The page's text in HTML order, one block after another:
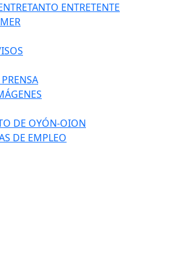
ENTRETENTE
DE OYÓN-OION
DE EMPLEO